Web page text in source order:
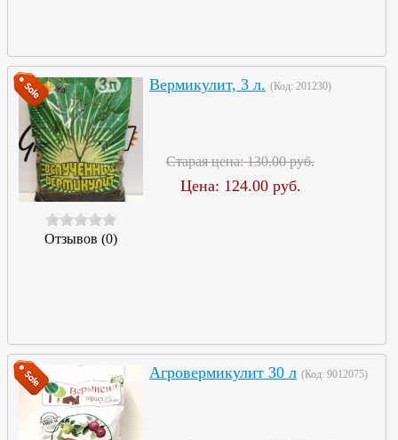
Отзывов (0)
Вермикулит, 3 л. (Код: 201230)
Старая цена:130.00 руб.
Цена: 124.00 руб.
Агровермикулит 30 л (Код: 9012075)